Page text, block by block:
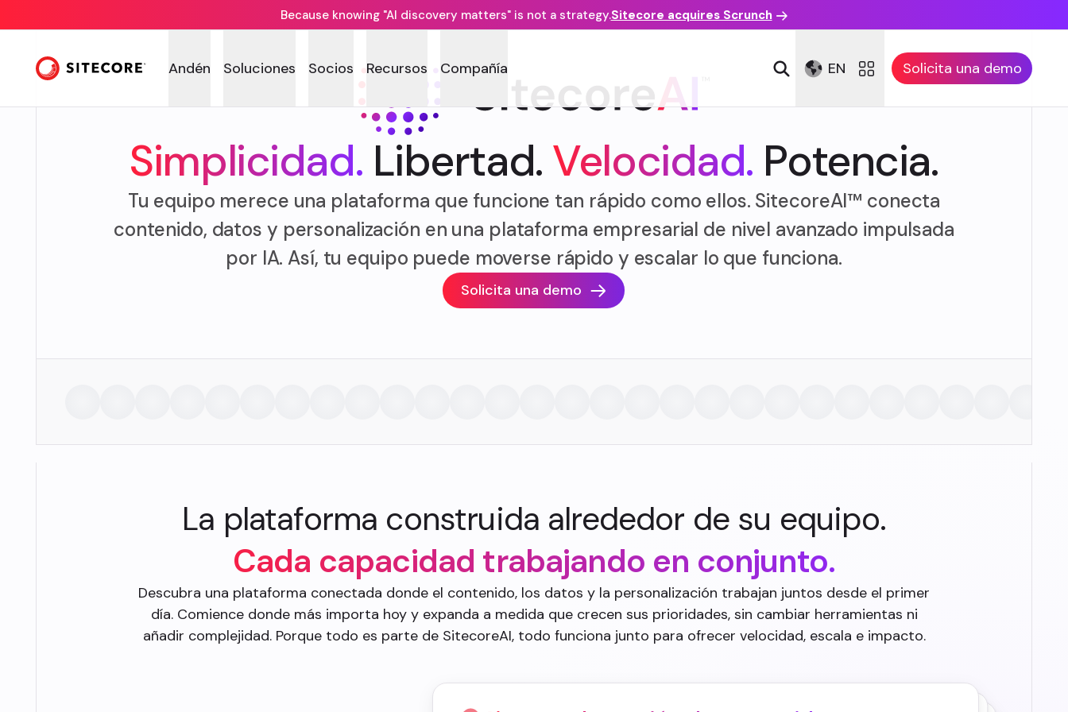
Because knowing "AI discovery matters" is not a strategy.Sitecore acquires Scrunch
Andén Soluciones Socios Recursos Compañía EN Solicita una demo
Simplicidad. Libertad.Velocidad. Potencia.
Tu equipo merece una plataforma que funcione tan rápido como ellos. SitecoreAI™ conecta
contenido, datos y personalización en una plataforma empresarial de nivel avanzado impulsada
por IA. Así, tu equipo puede moverse rápido y escalar lo que funciona.
Solicita una demo
La plataforma construida alrededor de su equipo.
Cada capacidad trabajando en conjunto.
Descubra una plataforma conectada donde el contenido, los datos y la personalización trabajan juntos desde el primer
día. Comience donde más importa hoy y expanda a medida que crecen sus prioridades, sin cambiar herramientas ni
añadir complejidad. Porque todo es parte de SitecoreAI, todo funciona junto para ofrecer velocidad, escala e impacto.